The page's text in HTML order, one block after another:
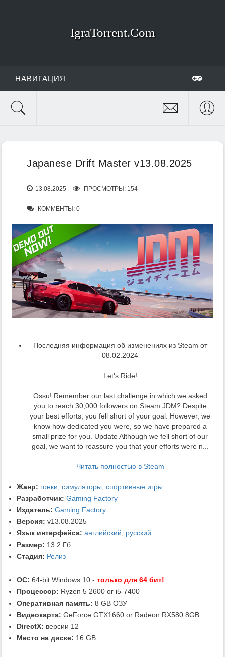
IgraTorrent.Com
НАВИГАЦИЯ
Japanese Drift Master v13.08.2025
13.08.2025 ПРОСМОТРЫ: 154
КОММЕНТЫ: 0
Последняя информация об изменениях из Steam от
08.02.2024
Let's Ride!
Ossu! Remember our last challenge in which we asked
you to reach 30,000 followers on Steam JDM? Despite
your best efforts, you fell short of your goal. However, we
know how dedicated you were, so we have prepared a
small prize for you. Update Although we fell short of our
goal, we want to reassure you that your efforts were n...
Читать полностью в Steam
Жанр: гонки, симуляторы, спортивные игры
Разработчик: Gaming Factory
Издатель: Gaming Factory
Версия: v13.08.2025
Язык интерфейса: английский, русский
Размер: 13.2 Гб
Стадия: Релиз
ОС: 64-bit Windows 10 - только для 64 бит!
Процессор: Ryzen 5 2600 or i5-7400
Оперативная память: 8 GB ОЗУ
Видеокарта: GeForce GTX1660 or Radeon RX580 8GB
DirectX: версии 12
Место на диске: 16 GB